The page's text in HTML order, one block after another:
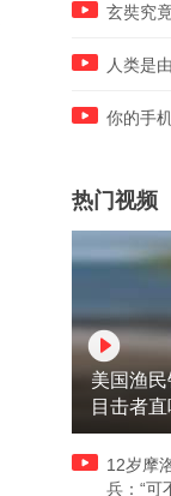
玄奘究
人类是
你的手
热门视频
美国渔
目击者
息）
12岁摩
兵：“可